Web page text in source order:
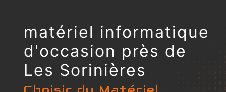
matériel informatique
d'occasion près de
Les Sorinières